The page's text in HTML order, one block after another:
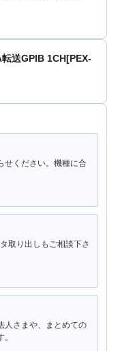
送GPIB 1CH[PEX-
せください。機種に合
取り出しもご相談下さ
人さまや、まとめての